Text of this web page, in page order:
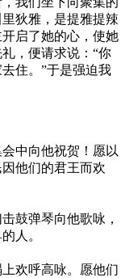
狄雅，是提雅提辣
启了她的心，使她
，便请求说：“你
住。”于是强迫我
中向他祝贺！愿以
他们的君王而欢
鼓弹琴向他歌咏，
人。
欢呼高咏。愿他们